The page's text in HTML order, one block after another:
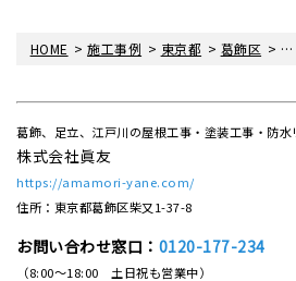
HOME >施工事例 > 東京都 > 葛飾区 >
葛飾、足立、江戸川の屋根工事・塗装工事・防
株式会社眞友
https://amamori-yane.com/
住所：東京都葛飾区柴又1-37-8
お問い合わせ窓口： 0120-177-234
（8:00～18:00 土日祝も営業中）